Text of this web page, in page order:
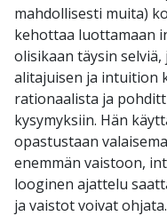
mahdollisesti muita)
kehottaa luottamaan
olisikaan täysin
alitajuisen ja intuition
rationaalista ja
kysymyksiin. Hän
opastustaan
enemmän vaistoon,
looginen ajattelu
ja vaistot voivat ohjata.